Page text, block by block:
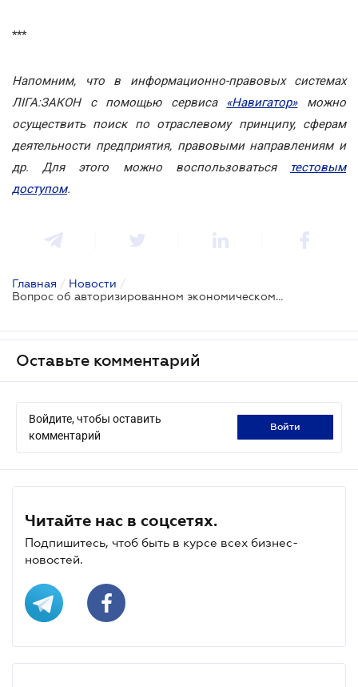
***
Напомним, что в информационно-правовых системах
ЛІГА:ЗАКОН с помощью сервиса «Навигатор»можно
осуществить поиск по отраслевому принципу, сферам
деятельности предприятия, правовыми направлениям и
др. Для этого можно воспользоваться
тестовым
доступом.
Главная / Новости /
Вопрос об авторизированном экономическом операторе готов к рассмотрению в парламенте
Оставьте комментарий
Войдите, чтобы оставить
комментарий
войти
Читайте нас в соцсетях.
Подпишитесь, чтоб быть в курсе всех бизнес-
новостей.